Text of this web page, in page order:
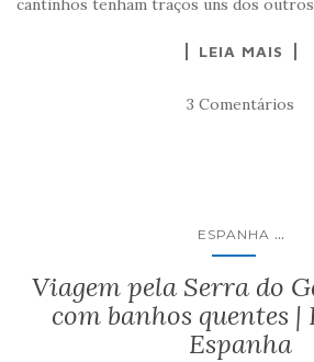
LEIA MAIS
3 Comentários
ESPANHA ...
Viagem pela Serra do
com banhos quentes |
Espanha